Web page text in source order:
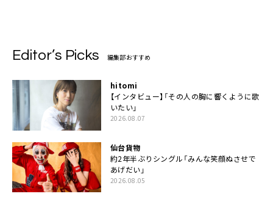
Editor’s Picks 編集部おすすめ
hitomi
【インタビュー】「その人の胸に響くように歌
いたい」
2026.08.07
仙台貨物
約2年半ぶりシングル「みんな笑顔ぬさせで
あげだい」
2026.08.05